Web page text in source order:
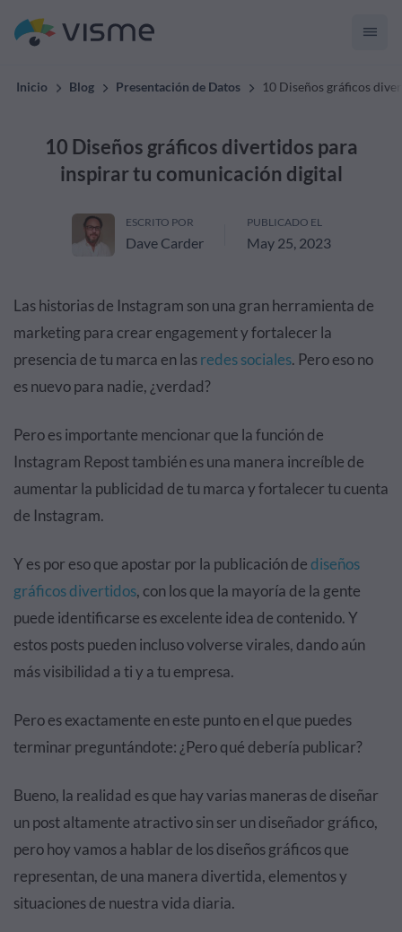
Inicio Blog Presentación de Datos 10 Diseños gráficos
10 Diseños gráficos divertidos para
inspirar tu comunicación digital
ESCRITO POR
Dave Carder
PUBLICADO EL
May 25, 2023
Las historias de Instagram son una gran herramienta de
marketing para crear engagement y fortalecer la
presencia de tu marca en lasredes sociales. Pero eso no
es nuevo para nadie, ¿verdad?
Pero es importante mencionar que la función de
Instagram Repost también es una manera increíble de
aumentar la publicidad de tu marca y fortalecer tu cuenta
de Instagram.
Y es por eso que apostar por la publicación dediseños
gráficos divertidos, con los que la mayoría de la gente
puede identificarse es excelente idea de contenido. Y
estos posts pueden incluso volverse virales, dando aún
más visibilidad a ti y a tu empresa.
Pero es exactamente en este punto en el que puedes
terminar preguntándote: ¿Pero qué debería publicar?
Bueno, la realidad es que hay varias maneras de diseñar
un post altamente atractivo sin ser un diseñador gráfico,
pero hoy vamos a hablar de los diseños gráficos que
representan, de una manera divertida, elementos y
situaciones de nuestra vida diaria.